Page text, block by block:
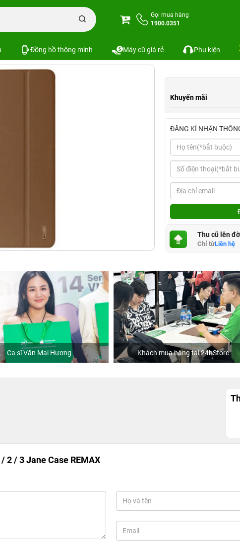
Gọi mua hàng
1900.0351
Đồng hồ thông minh Máy cũ giá rẻ Phụ kiện
Mini 1 / 2 / 3 Jane Case REMAX
Khuyến mãi
ĐĂNG KÍ NHẬN
Thu cũ lên
Chỉ từLiên hệ
Ca sĩ Văn Mai Hương Khách mua hàng tại 24hStore
2 / 3 Jane Case REMAX